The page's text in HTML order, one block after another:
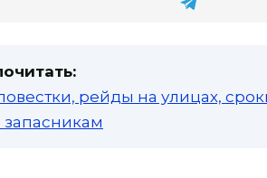
рейды на улицах,
запасникам